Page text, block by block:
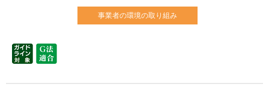
事業者の環境の取り組み